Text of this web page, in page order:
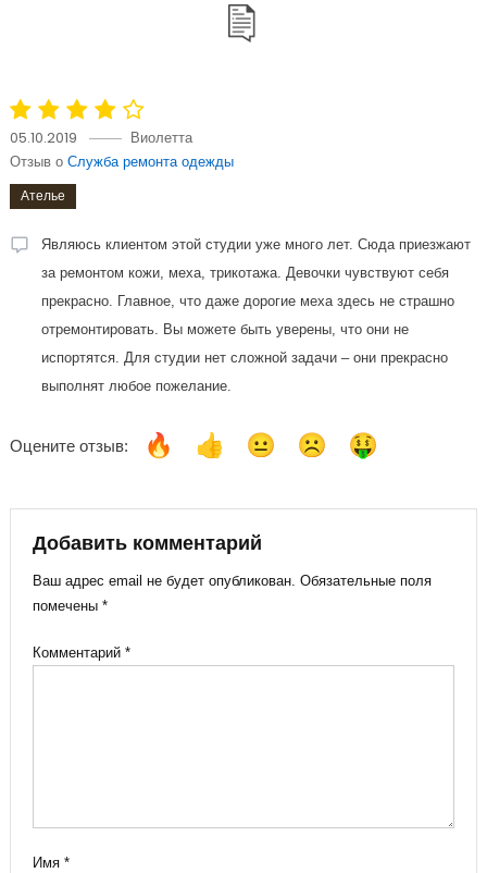
05.10.2019 Виолетта
Отзыв о Служба ремонта одежды
Ателье
Являюсь клиентом этой студии уже много лет. Сюда приезжают
за ремонтом кожи, меха, трикотажа. Девочки чувствуют себя
прекрасно. Главное, что даже дорогие меха здесь не страшно
отремонтировать. Вы можете быть уверены, что они не
испортятся. Для студии нет сложной задачи – они прекрасно
выполнят любое пожелание.
Оцените отзыв:
Добавить комментарий
Ваш адрес email не будет опубликован. Обязательные поля
помечены *
Комментарий *
Имя *